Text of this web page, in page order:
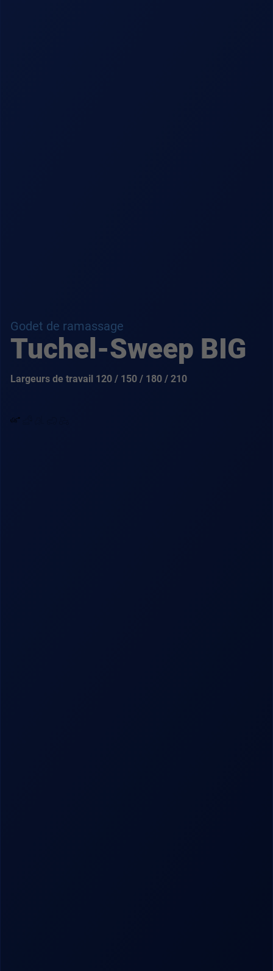
Godet de ramassage
Tuchel-Sweep BIG
Largeurs de travail 120 / 150 / 180 / 210